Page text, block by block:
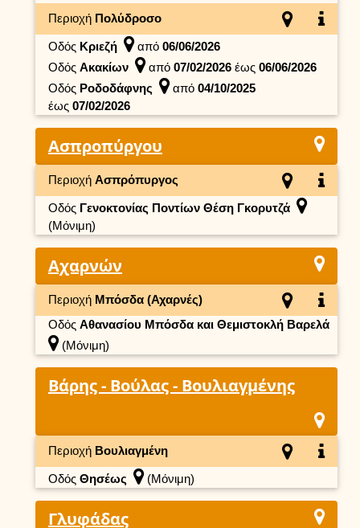
Περιοχή Πολύδροσο
Οδός Κριεζή από 06/06/2026
Οδός Ακακίων από 07/02/2026 έως 06/06/2026
Οδός Ροδοδάφνης από 04/10/2025
έως 07/02/2026
Ασπροπύργου
Περιοχή Ασπρόπυργος
Οδός Γενοκτονίας Ποντίων Θέση Γκορυτζά
(Μόνιμη)
Αχαρνών
Περιοχή Μπόσδα (Αχαρνές)
Οδός Αθανασίου Μπόσδα και Θεμιστοκλή Βαρελά
(Μόνιμη)
Βάρης - Βούλας - Βουλιαγμένης
Περιοχή Βουλιαγμένη
Οδός Θησέως (Μόνιμη)
Γλυφάδας